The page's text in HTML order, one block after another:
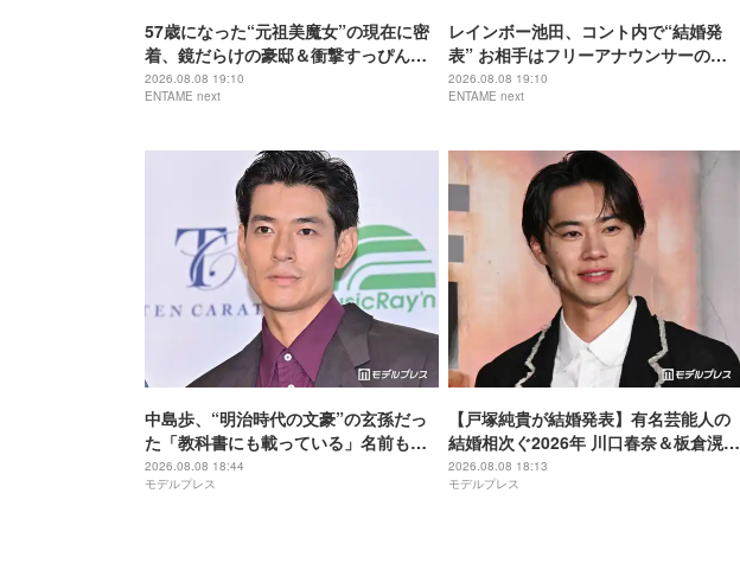
57歳になった“元祖美魔女”の現在に密
着、鏡だらけの豪邸＆衝撃すっぴん姿
を披露
2026.08.08 19:10
ENTAME next
レインボー池田、コント内で“結婚発
表” お相手はフリーアナウンサーの佐
藤佳奈
2026.08.08 19:10
ENTAME next
中島歩、“明治時代の文豪”の玄孫だっ
た「教科書にも載っている」名前も先
祖に由来
2026.08.08 18:44
モデルプレス
【戸塚純貴が結婚発表】有名芸能人の
結婚相次ぐ2026年 川口春奈＆板倉滉選
手・田中みな実＆亀梨和也・新木優子
＆中島裕翔ほか
2026.08.08 18:13
モデルプレス